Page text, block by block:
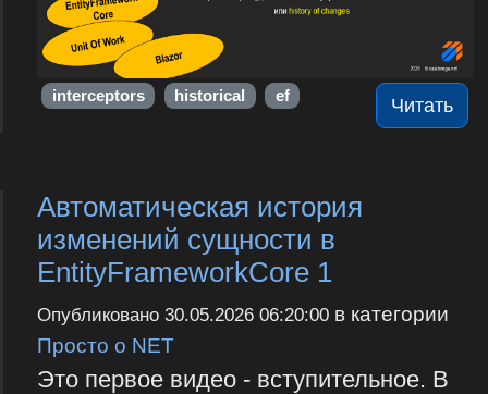
Читать
interceptors historical ef
Автоматическая история
изменений сущности в
EntityFrameworkCore 1
Опубликовано 30.05.2026 06:20:00в категории
Просто о NET
Это первое видео - вступительное. В